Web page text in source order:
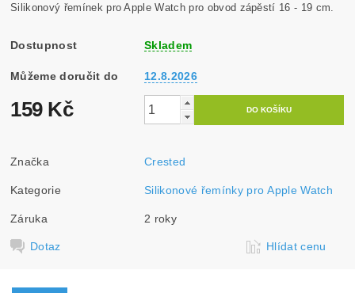
Silikonový řemínek pro Apple Watch pro obvod zápěstí 16 - 19 cm.
Dostupnost Skladem
Můžeme doručit do 12.8.2026
159 Kč
Značka Crested
Kategorie Silikonové řemínky pro Apple Watch
Záruka 2 roky
Dotaz Hlídat cenu